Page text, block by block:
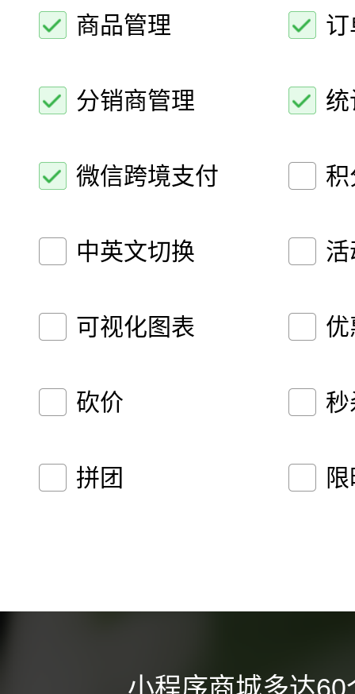
商品管理
分销商管理
微信跨境支付
中英文切换
可视化图表
砍价 秒
拼团